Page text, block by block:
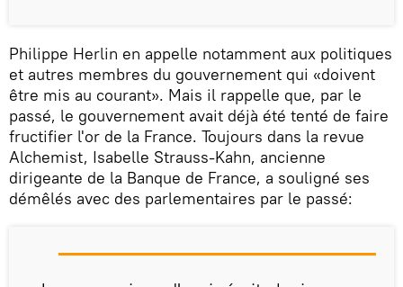
Philippe Herlin en appelle notamment aux politiques
et autres membres du gouvernement qui «doivent
être mis au courant». Mais il rappelle que, par le
passé, le gouvernement avait déjà été tenté de faire
fructifier l'or de la France. Toujours dans la revue
Alchemist, Isabelle Strauss-Kahn, ancienne
dirigeante de la Banque de France, a souligné ses
démêlés avec des parlementaires par le passé: